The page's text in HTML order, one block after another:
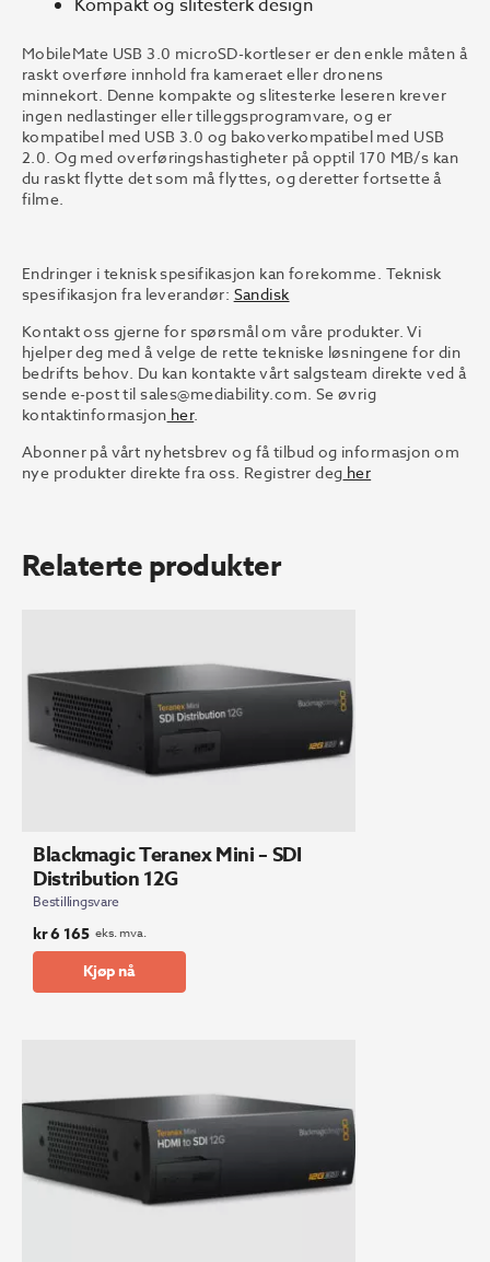
Kompakt og slitesterk design
MobileMate USB 3.0 microSD-kortleser er den enkle måten å
raskt overføre innhold fra kameraet eller dronens
minnekort. Denne kompakte og slitesterke leseren krever
ingen nedlastinger eller tilleggsprogramvare, og er
kompatibel med USB 3.0 og bakoverkompatibel med USB
2.0. Og med overføringshastigheter på opptil 170 MB/s kan
du raskt flytte det som må flyttes, og deretter fortsette å
filme.
Endringer i teknisk spesifikasjon kan forekomme. Teknisk
spesifikasjon fra leverandør: Sandisk
Kontakt oss gjerne for spørsmål om våre produkter. Vi
hjelper deg med å velge de rette tekniske løsningene for din
bedrifts behov. Du kan kontakte vårt salgsteam direkte ved å
sende e-post tilsales@mediability.com. Se øvrig
kontaktinformasjon her.
Abonner på vårt nyhetsbrev og få tilbud og informasjon om
nye produkter direkte fra oss. Registrer deg her
Relaterte produkter
Blackmagic Teranex Mini – SDI
Distribution 12G
Bestillingsvare
kr6 165 eks. mva.
Kjøp nå